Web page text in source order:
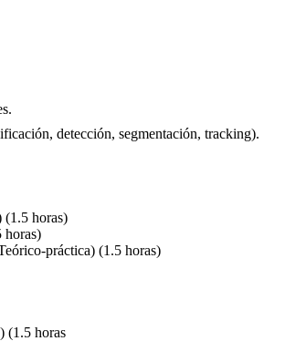
detección, segmentación, tracking).
(1.5 horas)
horas)
práctica) (1.5 horas)
(1.5 horas